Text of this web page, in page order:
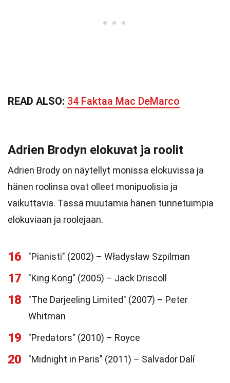
READ ALSO: 34 Faktaa Mac DeMarco
Adrien Brodyn elokuvat ja roolit
Adrien Brody on näytellyt monissa elokuvissa ja
hänen roolinsa ovat olleet monipuolisia ja
vaikuttavia. Tässä muutamia hänen tunnetuimpia
elokuviaan ja roolejaan.
16 "Pianisti" (2002) – Władysław Szpilman
17 "King Kong" (2005) – Jack Driscoll
18
"The Darjeeling Limited" (2007) – Peter
Whitman
19 "Predators" (2010) – Royce
20 "Midnight in Paris" (2011) – Salvador Dalí